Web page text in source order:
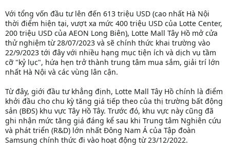
Với tổng vốn đầu tư lên đến 613 triệu USD (cao nhất Hà Nội
thời điểm hiện tại, vượt xa mức 400 triệu USD của Lotte Center,
200 triệu USD của AEON Long Biên), Lotte Mall Tây Hồ mở cửa
thử nghiệm từ 28/07/2023 và sẽ chính thức khai trường vào
22/9/2023 tới đây với nhiều hạng mục tiện ích và dịch vụ tầm
cỡ "kỷ lục", hứa hẹn trở thành trung tâm mua sắm, giải trí lớn
nhất Hà Nội và các vùng lân cận.
Từ đây, giới đầu tư khẳng định, Lotte Mall Tây Hồ chính là điểm
khởi đầu cho chu kỳ tăng giá tiếp theo của thị trường bất động
sản (BĐS) khu vực Tây Hồ Tây. Trước đó, khu vực này cũng đã
ghi nhận mức tăng giá đáng kể sau khi Trung tâm Nghiên cứu
và phát triển (R&D) lớn nhất Đông Nam Á của Tập đoàn
Samsung chính thức đi vào hoạt động từ 23/12/2022.